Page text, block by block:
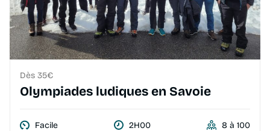
Dès 35€
Olympiades ludiques en Savoie
Facile 2H00 8 à 100